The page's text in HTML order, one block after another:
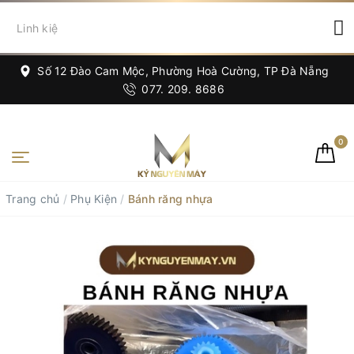
Số 12 Đào Cam Mộc, Phường Hoà Cường, TP Đà Nẵng
077. 209. 8686
0
Trang chủ / Phụ Kiện / Bánh răng nhựa